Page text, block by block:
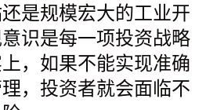
是规模宏大的工业开
识是每一项投资战略
，如果不能实现准确
，投资者就会面临不